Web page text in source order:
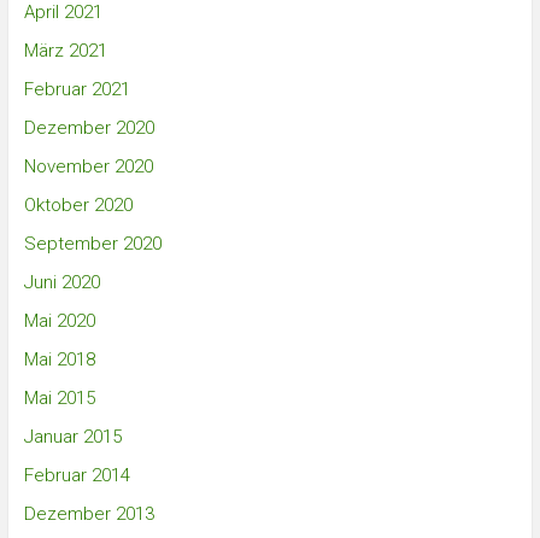
April 2021
März 2021
Februar 2021
Dezember 2020
November 2020
Oktober 2020
September 2020
Juni 2020
Mai 2020
Mai 2018
Mai 2015
Januar 2015
Februar 2014
Dezember 2013